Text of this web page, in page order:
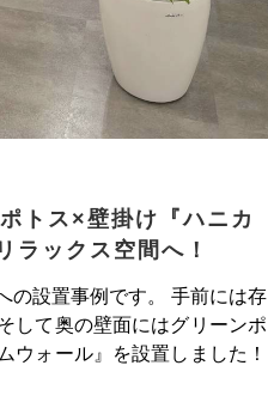
トス×壁掛け『ハニカ
ラックス空間へ！
の設置事例です。 手前には存
して奥の壁面にはグリーンポ
ウォール』を設置しました！